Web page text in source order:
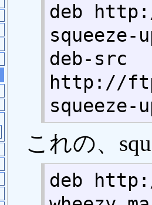
deb
squeeze-
deb-src
http://
squeeze-
これの、
deb